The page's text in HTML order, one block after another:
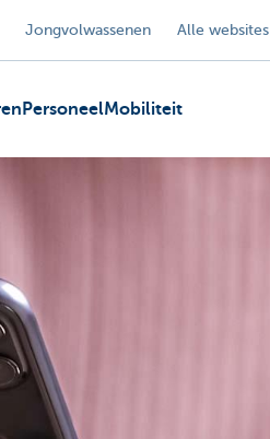
Jongvolwassenen Alle websites
PersoneelMobiliteit